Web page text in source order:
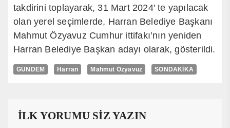
takdirini toplayarak, 31 Mart 2024′ te yapılacak
olan yerel seçimlerde, Harran Belediye Başkanı
Mahmut Özyavuz Cumhur ittifakı’nın yeniden
Harran Belediye Başkan adayı olarak, gösterildi.
GÜNDEM Harran Mahmut Özyavuz SONDAKİKA
İLK YORUMU SİZ YAZIN